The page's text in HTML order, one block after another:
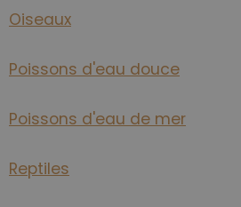
Oiseaux
Poissons d'eau douce
Poissons d'eau de mer
Reptiles